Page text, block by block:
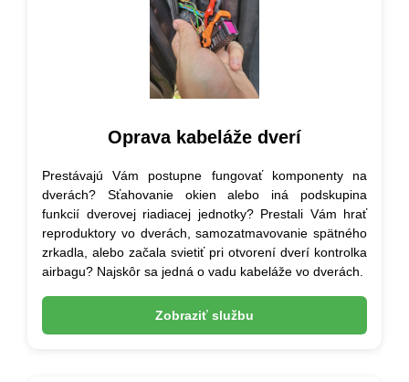
Oprava kabeláže dverí
Prestávajú Vám postupne fungovať komponenty na
dverách? Sťahovanie okien alebo iná podskupina
funkcií dverovej riadiacej jednotky? Prestali Vám hrať
reproduktory vo dverách, samozatmavovanie spätného
zrkadla, alebo začala svietiť pri otvorení dverí kontrolka
airbagu? Najskôr sa jedná o vadu kabeláže vo dverách.
Zobraziť službu